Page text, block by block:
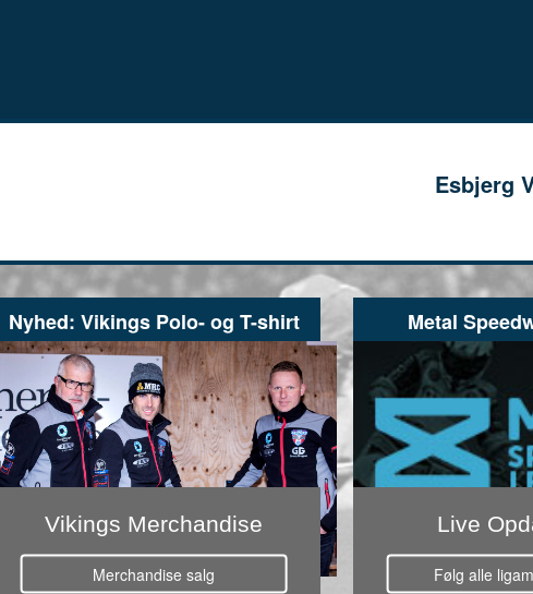
Esbjerg Vikings
Nyhed: Vikings Polo- og T-shirt
Vikings Merchandise
Merchandise salg
Metal
Live
Følg alle